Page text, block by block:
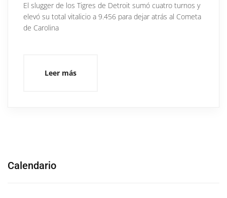
El slugger de los Tigres de Detroit sumó cuatro turnos y
elevó su total vitalicio a 9.456 para dejar atrás al Cometa
de Carolina
Leer más
Calendario